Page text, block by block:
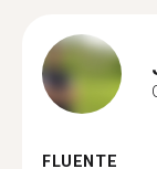
FLUENTE